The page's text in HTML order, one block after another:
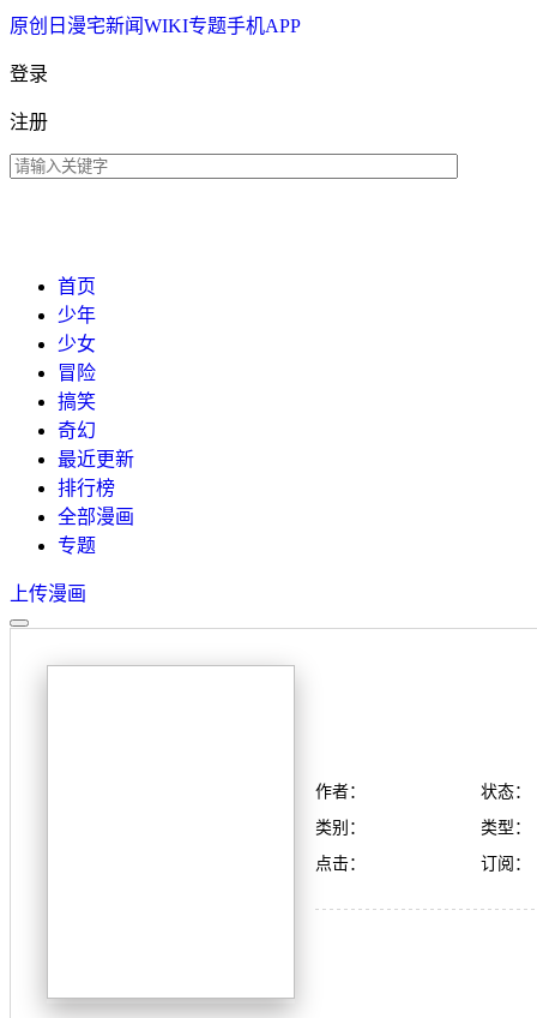
原创 日漫宅新闻WIKI专题手机APP
登录
注册
首页
少年
少女
冒险
搞笑
奇幻
最近更新
排行榜
全部漫画
专题
上传漫画
作者：
状态：
类别：
类型：
点击：
订阅：